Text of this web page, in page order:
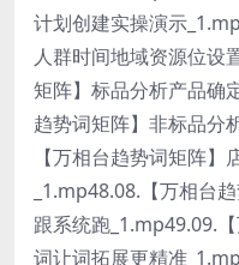
计划创建实操演示
人群时间地域资源位设
矩阵】标品分析产品确
趋势词矩阵】非标品分
【万相台趋势词矩阵
_1.mp48.08.【万相台
跟系统跑_1.mp49.09.
词让词拓展更精准